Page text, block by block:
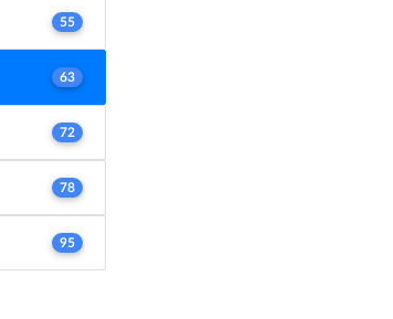
55
63
72
78
95